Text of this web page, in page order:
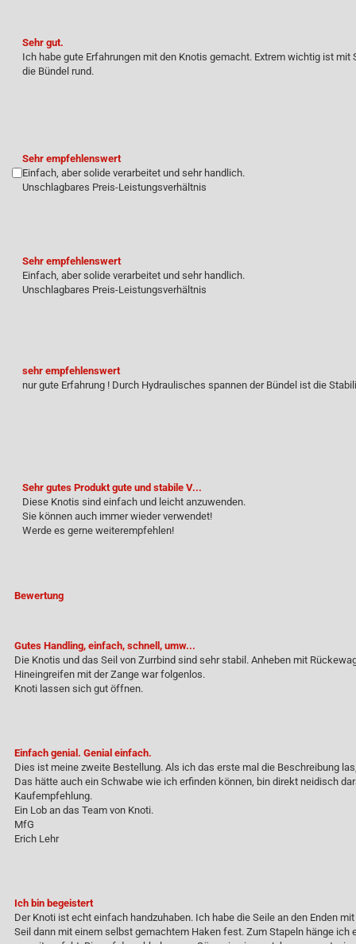
Sehr gut.
Ich habe gute Erfahrungen mit den Knotis gemacht. Extrem wichtig ist
die Bündel rund.
Sehr empfehlenswert
Einfach, aber solide verarbeitet und sehr handlich.
Unschlagbares Preis-Leistungsverhältnis
Sehr empfehlenswert
Einfach, aber solide verarbeitet und sehr handlich.
Unschlagbares Preis-Leistungsverhältnis
sehr empfehlenswert
nur gute Erfahrung ! Durch Hydraulisches spannen der Bündel ist die
Sehr gutes Produkt gute und stabile V...
Diese Knotis sind einfach und leicht anzuwenden.
Sie können auch immer wieder verwendet!
Werde es gerne weiterempfehlen!
Bewertung
Gutes Handling, einfach, schnell, umw...
Die Knotis und das Seil von Zurrbind sind sehr stabil. Anheben mit
Hineingreifen mit der Zange war folgenlos.
Knoti lassen sich gut öffnen.
Einfach genial. Genial einfach.
Dies ist meine zweite Bestellung. Als ich das erste mal die Beschreibung
Das hätte auch ein Schwabe wie ich erfinden können, bin direkt neidisch
Kaufempfehlung.
Ein Lob an das Team von Knoti.
MfG
Erich Lehr
Ich bin begeistert
Der Knoti ist echt einfach handzuhaben. Ich habe die Seile an den Enden
Seil dann mit einem selbst gemachtem Haken fest. Zum Stapeln hänge